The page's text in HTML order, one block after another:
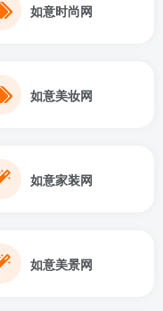
如意时尚网
如意美妆网
如意家装网
如意美景网